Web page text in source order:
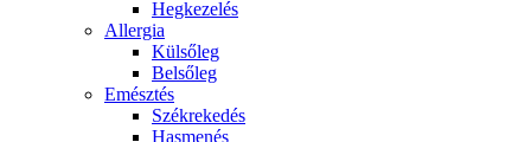
Hegkezelés
Allergia
Külsőleg
Belsőleg
Emésztés
Székrekedés
Hasmenés